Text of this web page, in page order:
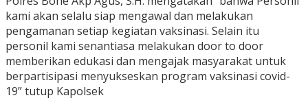
kami akan selalu siap mengawal dan melakukan
pengamanan setiap kegiatan vaksinasi. Selain itu
personil kami senantiasa melakukan door to door
memberikan edukasi dan mengajak masyarakat untuk
berpartisipasi menyukseskan program vaksinasi covid-
19” tutup Kapolsek